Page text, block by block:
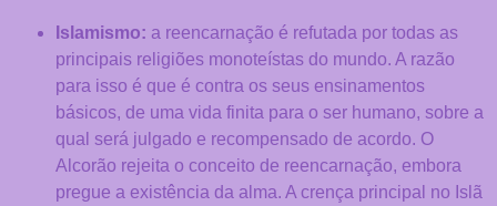
Islamismo: a reencarnação é refutada por todas as
principais religiões monoteístas do mundo. A razão
para isso é que é contra os seus ensinamentos
básicos, de uma vida finita para o ser humano, sobre a
qual será julgado e recompensado de acordo. O
Alcorão rejeita o conceito de reencarnação, embora
pregue a existência da alma. A crença principal no Islã
aumenta a
probabilidade
conteúdo e
ofertas
personalizadas.